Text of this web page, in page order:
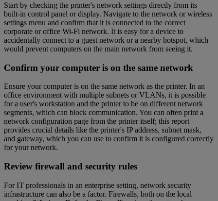
Start by checking the printer's network settings directly from its
built-in control panel or display. Navigate to the network or wireless
settings menu and confirm that it is connected to the correct
corporate or office Wi-Fi network. It is easy for a device to
accidentally connect to a guest network or a nearby hotspot, which
would prevent computers on the main network from seeing it.
Confirm your computer is on the same network
Ensure your computer is on the same network as the printer. In an
office environment with multiple subnets or VLANs, it is possible
for a user's workstation and the printer to be on different network
segments, which can block communication. You can often print a
network configuration page from the printer itself; this report
provides crucial details like the printer's IP address, subnet mask,
and gateway, which you can use to confirm it is configured correctly
for your network.
Review firewall and security rules
For IT professionals in an enterprise setting, network security
infrastructure can also be a factor. Firewalls, both on the local